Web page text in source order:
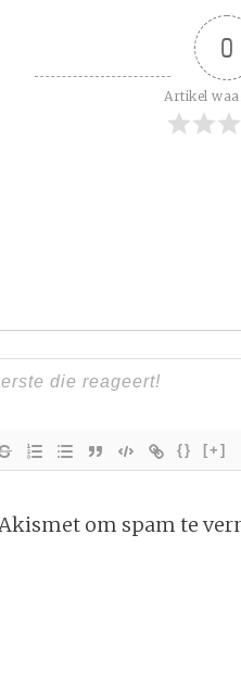
0
Artikel
{} [+]
om spam te